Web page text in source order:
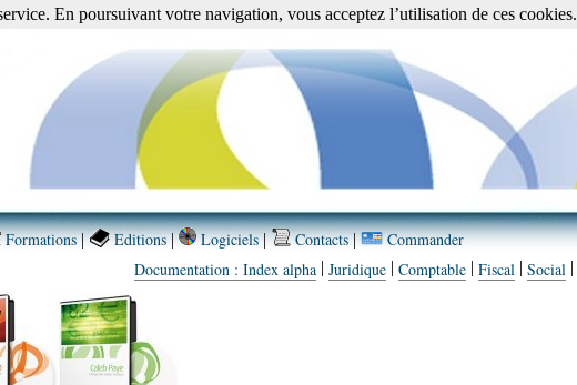
Formations | Editions | Logiciels | Contacts |
Commander
Documentation : Index alpha | Juridique | Comptable | Fiscal | Social |
En poursuivant votre navigation, vous acceptez l’utilisation de ces cookies.